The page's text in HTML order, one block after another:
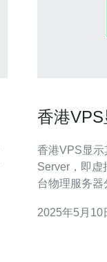
香港
香港VPS显示其他地方IP
Server，即虚
台物理服务
址。 香港VPS在亚洲地区拥有良好的网络连接和性能，适
2025年5月10